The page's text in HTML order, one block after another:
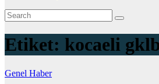
Etiket: kocaeli
Genel Haber